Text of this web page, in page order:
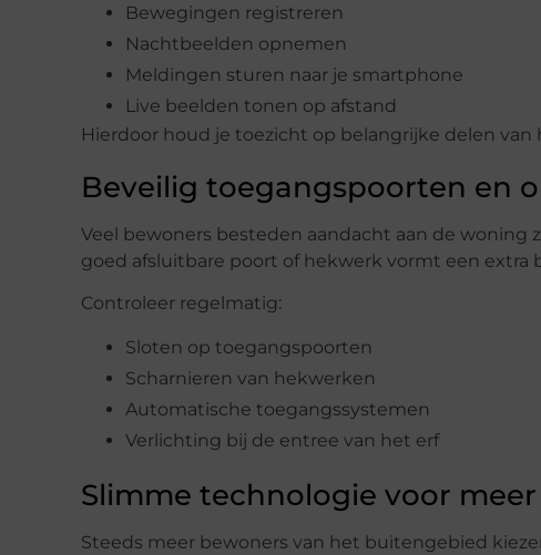
Bewegingen registreren
Nachtbeelden opnemen
Meldingen sturen naar je smartphone
Live beelden tonen op afstand
Hierdoor houd je toezicht op belangrijke delen
Beveilig toegangspoorten en
Veel bewoners besteden aandacht aan de
goed afsluitbare poort of hekwerk vormt een extra
Controleer regelmatig:
Sloten op toegangspoorten
Scharnieren van hekwerken
Automatische toegangssystemen
Verlichting bij de entree van het erf
Slimme technologie voor
Steeds meer bewoners van het buitengebied